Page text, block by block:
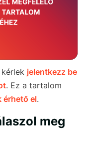
jelentkezz be
. Ez a tartalom
érhető el.
meg